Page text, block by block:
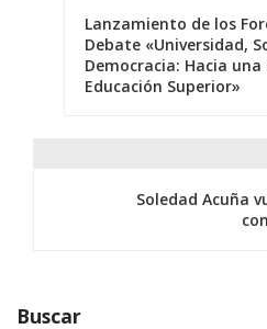
ó
Lanzamiento de los
Debate «Universidad,
Democracia: Hacia una
Educación Superior»
Soledad Acuña
Buscar